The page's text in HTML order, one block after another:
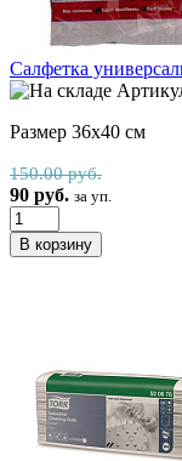
Салфетка
Размер 36х40 см
150.00 руб.
90 руб. за уп.